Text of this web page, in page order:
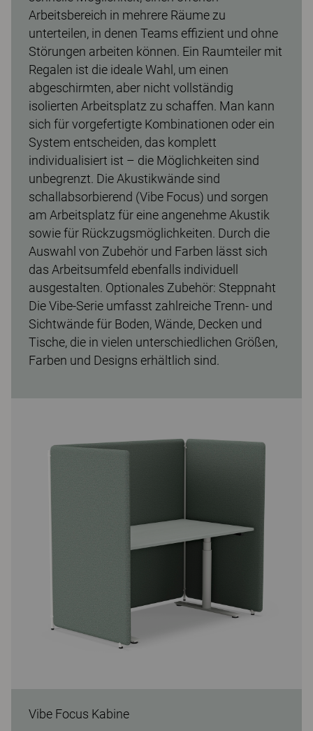
Arbeitsbereich in mehrere Räume zu
unterteilen, in denen Teams effizient und ohne
Störungen arbeiten können. Ein Raumteiler mit
Regalen ist die ideale Wahl, um einen
abgeschirmten, aber nicht vollständig
isolierten Arbeitsplatz zu schaffen. Man kann
sich für vorgefertigte Kombinationen oder ein
System entscheiden, das komplett
individualisiert ist – die Möglichkeiten sind
unbegrenzt. Die Akustikwände sind
schallabsorbierend (Vibe Focus) und sorgen
am Arbeitsplatz für eine angenehme Akustik
sowie für Rückzugsmöglichkeiten. Durch die
Auswahl von Zubehör und Farben lässt sich
das Arbeitsumfeld ebenfalls individuell
ausgestalten. Optionales Zubehör: Steppnaht
Die Vibe-Serie umfasst zahlreiche Trenn- und
Sichtwände für Boden, Wände, Decken und
Tische, die in vielen unterschiedlichen Größen,
Farben und Designs erhältlich sind.
Vibe Focus Kabine